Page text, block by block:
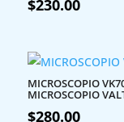
$230.00
MICROSCOPIO
MICROSCOPIO
$280.00